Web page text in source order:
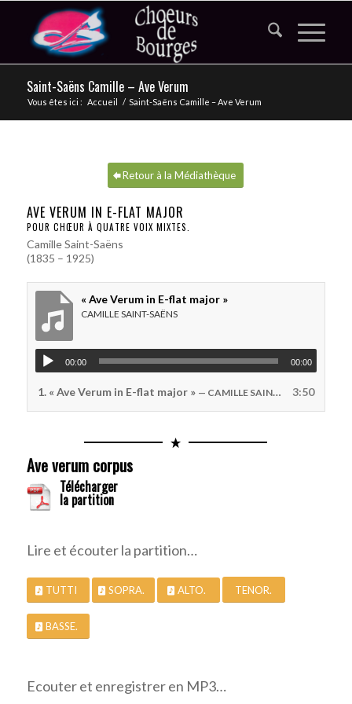
Saint-Saëns Camille – Ave Verum
Vous êtes ici : Accueil / Saint-Saëns Camille – Ave Verum
Retour à la Médiathèque
AVE VERUM IN E-FLAT MAJOR
POUR CHŒUR À QUATRE VOIX MIXTES.
Camille Saint-Saëns
(1835 – 1925)
« Ave Verum in E-flat major »
CAMILLE SAINT-SAËNS
00:00 00:00
1. « Ave Verum in E-flat major » — CAMILLE SAINT-SAËNS 3:50
Ave verum corpus
Télécharger
la partition
Lire et écouter la partition…
TUTTI SOPRA. ALTO. TENOR.
BASSE.
Ecouter et enregistrer en MP3…